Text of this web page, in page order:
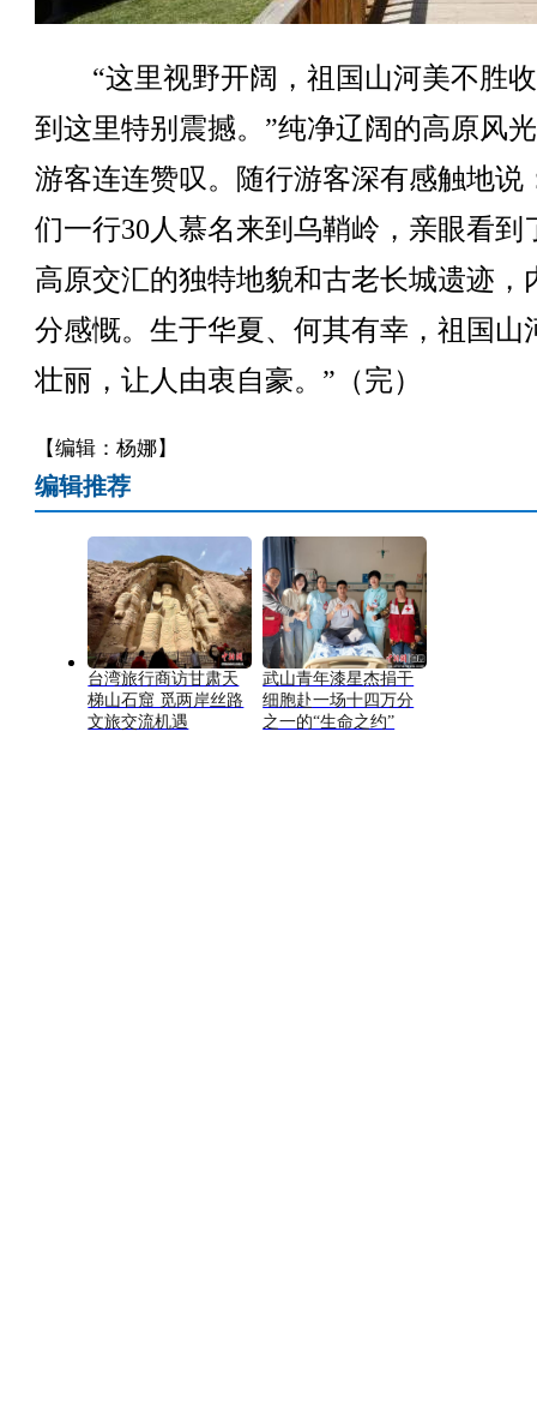
“这里视野开阔，祖国山河美不胜
到这里特别震撼。”纯净辽阔的高原风
游客连连赞叹。随行游客深有感触地说
们一行30人慕名来到乌鞘岭，亲眼看到
高原交汇的独特地貌和古老长城遗迹，
分感慨。生于华夏、何其有幸，祖国山
壮丽，让人由衷自豪。”（完）
【编辑：杨娜】
编辑推荐
台湾旅行商访甘肃天
梯山石窟 觅两岸丝路
文旅交流机遇
武山青年漆星杰捐干
细胞赴一场十四万分
之一的“生命之约”